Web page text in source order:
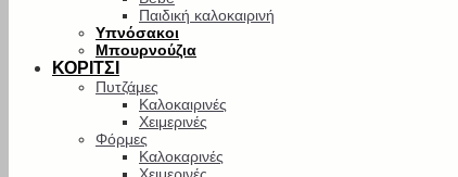
Παιδική καλοκαιρινή
Υπνόσακοι
Μπουρνούζια
ΚΟΡΙΤΣΙ
Πυτζάμες
Καλοκαιρινές
Χειμερινές
Φόρμες
Καλοκαρινές